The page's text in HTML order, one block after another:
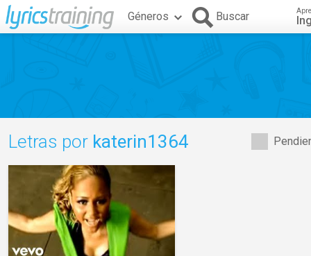
Géneros Buscar
Letras por katerin1364